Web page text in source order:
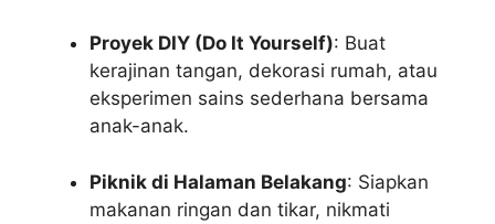
Proyek DIY (Do It Yourself): Buat
kerajinan tangan, dekorasi rumah, atau
eksperimen sains sederhana bersama
anak-anak.
Piknik di Halaman Belakang: Siapkan
makanan ringan dan tikar, nikmati